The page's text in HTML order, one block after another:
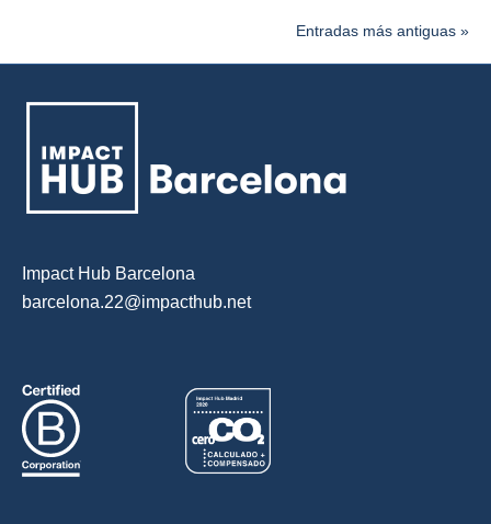
Entradas más antiguas »
Impact Hub Barcelona
barcelona.22@impacthub.net